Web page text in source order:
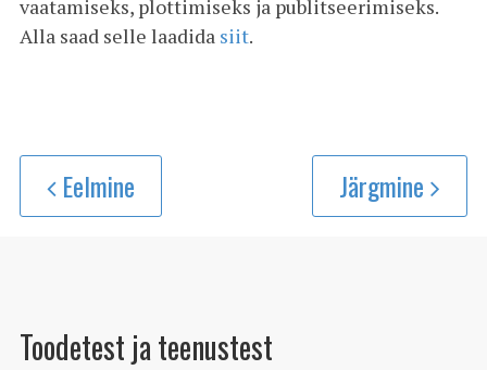
vaatamiseks, plottimiseks ja publitseerimiseks.
Alla saad selle laadida siit.
Eelmine Järgmine
Toodetest ja teenustest